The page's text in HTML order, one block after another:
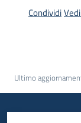
Bandi
Supporto
Condividi
Ultimo